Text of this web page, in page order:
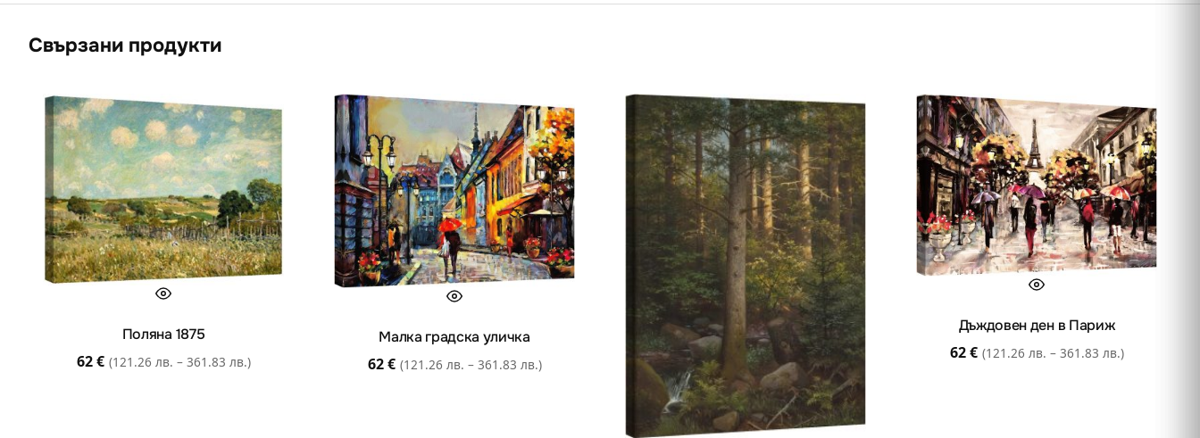
Свързани продукти
Поляна 1875
62€ (121.26 лв. – 361.83 лв.)
Малка градска уличка
62€ (121.26 лв. – 361.83 лв.)
Дъждовен ден в Париж
62€ (121.26 лв. – 361.83 лв.)